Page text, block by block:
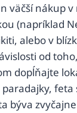
väčší nákup v
(napríklad
alebo v
od
dopĺňajte
feta
býva